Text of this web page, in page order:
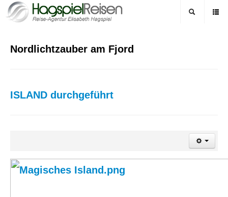
Nordlichtzauber am Fjord
ISLAND durchgeführt